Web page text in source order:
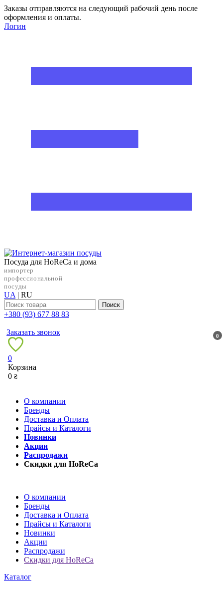
Заказы отправляются на следующий рабочий день после
оформления и оплаты.
Логин
Посуда для HoReCa и дома
импортер
профессиональной
посуды
UA | RU
Поиск
+38‎0 (93) 677 88 83
Заказать звонок 0
0
Корзина
0 ₴
О компании
Бренды
Доставка и Оплата
Прайсы и Каталоги
Новинки
Акции
Распродажи
Скидки для HoReCa
О компании
Бренды
Доставка и Оплата
Прайсы и Каталоги
Новинки
Акции
Распродажи
Скидки для HoReCa
Каталог